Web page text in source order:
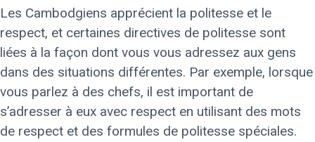
Les Cambodgiens apprécient la politesse et le
respect, et certaines directives de politesse sont
liées à la façon dont vous vous adressez aux gens
dans des situations différentes. Par exemple, lorsque
vous parlez à des chefs, il est important de
s’adresser à eux avec respect en utilisant des mots
de respect et des formules de politesse spéciales.